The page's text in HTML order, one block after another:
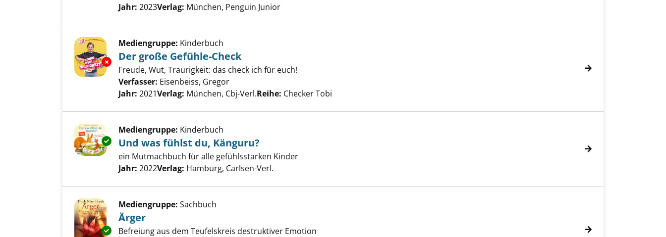
Jahr: 2023Verlag: München, Penguin Junior
Exemplar-Details von Der große Gefühle-Check anzeigen
Mediengruppe: Kinderbuch
Der große Gefühle-Check
Freude, Wut, Traurigkeit: das check ich für euch!
Verfasser: Eisenbeiss, Gregor
Jahr: 2021Verlag: München, Cbj-Verl.Reihe: Checker Tobi
Exemplar-Details von Und was fühlst du, Känguru? anzeigen
Mediengruppe: Kinderbuch
Und was fühlst du, Känguru?
ein Mutmachbuch für alle gefühlsstarken Kinder
Suche nach diesem Verfasser
Jahr: 2022Verlag: Hamburg, Carlsen-Verl.
Exemplar-Details von Ärger anzeigen
Mediengruppe: Sachbuch
Ärger
Befreiung aus dem Teufelskreis destruktiver Emotion